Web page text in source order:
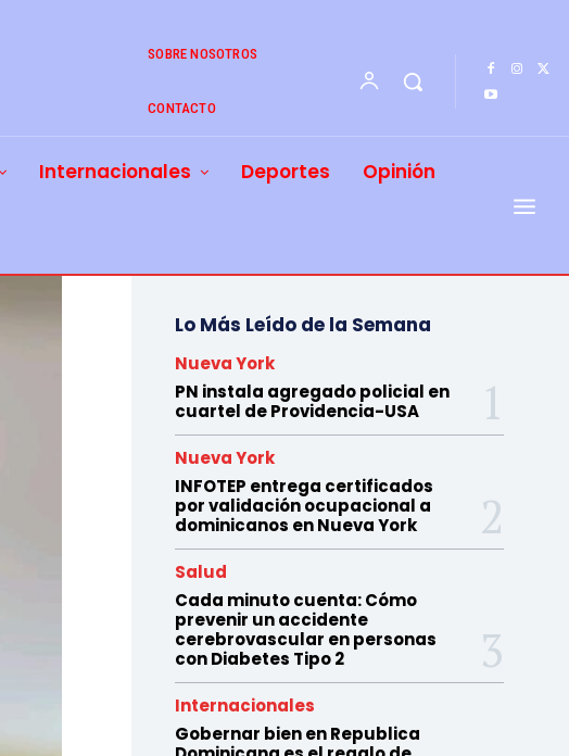
SOBRE NOSOTROS
CONTACTO
Internacionales Deportes Opinión
Lo Más Leído de la Semana
Nueva York
PN instala agregado policial en
cuartel de Providencia-USA
Nueva York
INFOTEP entrega certificados
por validación ocupacional a
dominicanos en Nueva York
Salud
Cada minuto cuenta: Cómo
prevenir un accidente
cerebrovascular en personas
con Diabetes Tipo 2
Internacionales
Gobernar bien en Republica